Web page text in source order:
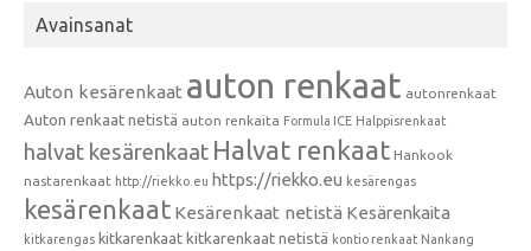
Avainsanat
Auton kesärenkaat auton renkaat autonrenkaat
Auton renkaat netistä auton renkaita Formula ICE Halppisrenkaat
halvat kesärenkaat Halvat renkaat Hankook
nastarenkaat http://riekko.eu https://riekko.eu kesärengas
kesärenkaat Kesärenkaat netistä Kesärenkaita
kitkarengas kitkarenkaat kitkarenkaat netistä kontio renkaat Nankang